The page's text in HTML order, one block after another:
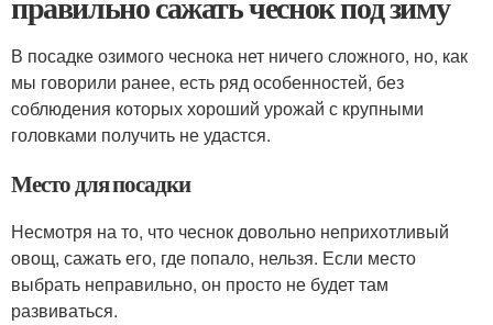
В посадке озимого чеснока нет ничего сложного, но, как
мы говорили ранее, есть ряд особенностей, без
соблюдения которых хороший урожай с крупными
головками получить не удастся.
Место для посадки
Несмотря на то, что чеснок довольно неприхотливый
овощ, сажать его, где попало, нельзя. Если место
выбрать неправильно, он просто не будет там
развиваться.